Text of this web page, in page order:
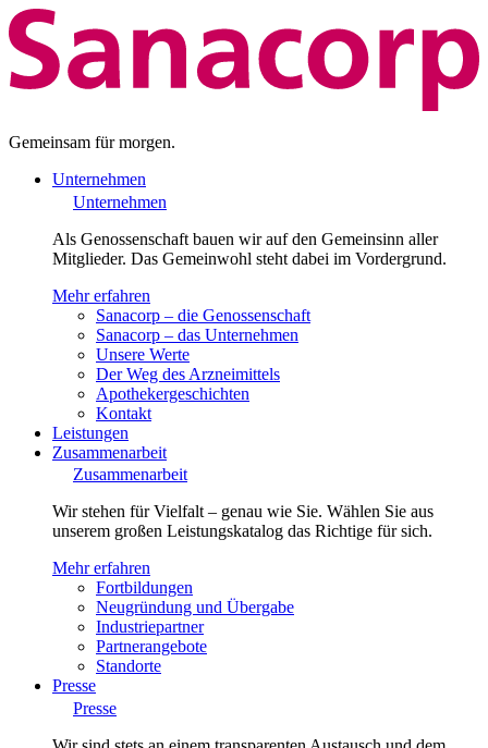
Gemeinsam für morgen.
Unternehmen
Unternehmen
Als Genossenschaft bauen wir auf den Gemeinsinn aller
Mitglieder. Das Gemeinwohl steht dabei im Vordergrund.
Mehr erfahren
Sanacorp – die Genossenschaft
Sanacorp – das Unternehmen
Unsere Werte
Der Weg des Arzneimittels
Apothekergeschichten
Kontakt
Leistungen
Zusammenarbeit
Zusammenarbeit
Wir stehen für Vielfalt – genau wie Sie. Wählen Sie aus
unserem großen Leistungskatalog das Richtige für sich.
Mehr erfahren
Fortbildungen
Neugründung und Übergabe
Industriepartner
Partnerangebote
Standorte
Presse
Presse